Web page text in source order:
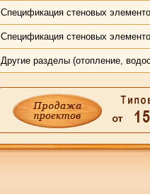
Спецификация стеновых
Спецификация стеновых
Другие разделы (отопление,